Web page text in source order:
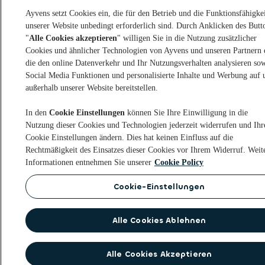
Ayvens setzt Cookies ein, die für den Betrieb und die
unserer Website unbedingt erforderlich sind. Durch Anklicken des
"Alle Cookies akzeptieren" willigen Sie in die Nutzung zusätzlicher
Cookies und ähnlicher Technologien von Ayvens und unseren Partnern
die den online Datenverkehr und Ihr Nutzungsverhalten analysieren
Social Media Funktionen und personalisierte Inhalte und Werbung auf
außerhalb unserer Website bereitstellen.
In den Cookie Einstellungenkönnen Sie Ihre Einwilligung in die
Nutzung dieser Cookies und Technologien jederzeit widerrufen und
Cookie Einstellungen ändern. Dies hat keinen Einfluss auf die
Rechtmäßigkeit des Einsatzes dieser Cookies vor Ihrem Widerruf.
Informationen entnehmen Sie unserer Cookie Policy
Cookie-Einstellungen
Alle Cookies Ablehnen
Alle Cookies Akzeptieren